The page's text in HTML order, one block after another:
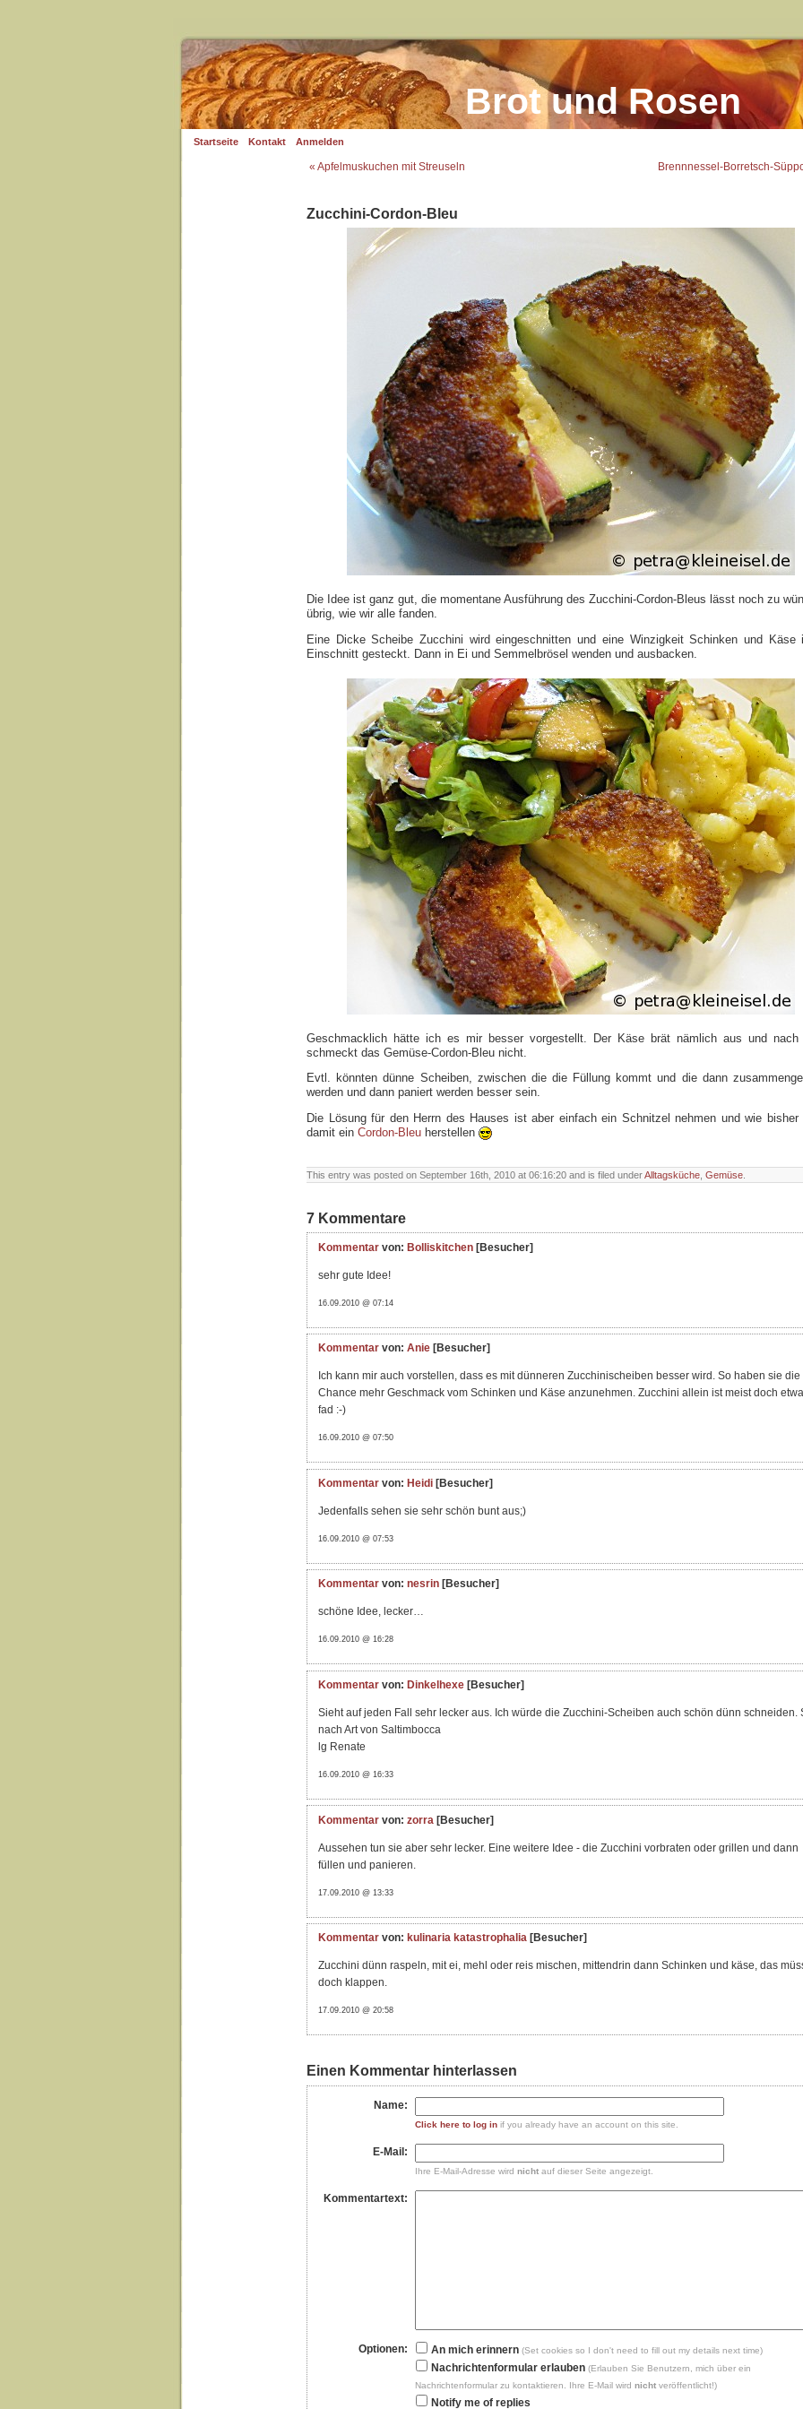
Brot und Rosen
Startseite Kontakt Anmelden
« Apfelmuskuchen mit Streuseln Brennnessel-Borretsch-
Zucchini-Cordon-Bleu
Die Idee ist ganz gut, die momentane Ausführung des Zucchini-Cordon-Bleus lässt noch zu
übrig, wie wir alle fanden.
Eine Dicke Scheibe Zucchini wird eingeschnitten und eine Winzigkeit Schinken und Käse
Einschnitt gesteckt. Dann in Ei und Semmelbrösel wenden und ausbacken.
Geschmacklich hätte ich es mir besser vorgestellt. Der Käse brät nämlich aus und nach
schmeckt das Gemüse-Cordon-Bleu nicht.
Evtl. könnten dünne Scheiben, zwischen die die Füllung kommt und die dann
werden und dann paniert werden besser sein.
Die Lösung für den Herrn des Hauses ist aber einfach ein Schnitzel nehmen und wie bisher
damit ein Cordon-Bleu herstellen
This entry was posted on September 16th, 2010 at 06:16:20 and is filed underAlltagsküche Gemüse
7 Kommentare
Kommentar von: Bolliskitchen [Besucher]
sehr gute Idee!
16.09.2010 @ 07:14
Kommentar von: Anie [Besucher]
Ich kann mir auch vorstellen, dass es mit dünneren Zucchinischeiben besser wird. So haben sie die
Chance mehr Geschmack vom Schinken und Käse anzunehmen. Zucchini allein ist meist doch
fad :-)
16.09.2010 @ 07:50
Kommentar von: Heidi [Besucher]
Jedenfalls sehen sie sehr schön bunt aus;)
16.09.2010 @ 07:53
Kommentar von: nesrin [Besucher]
schöne Idee, lecker…
16.09.2010 @ 16:28
Kommentar von: Dinkelhexe [Besucher]
Sieht auf jeden Fall sehr lecker aus. Ich würde die Zucchini-Scheiben auch schön dünn schneiden.
nach Art von Saltimbocca
lg Renate
16.09.2010 @ 16:33
Kommentar von: zorra [Besucher]
Aussehen tun sie aber sehr lecker. Eine weitere Idee - die Zucchini vorbraten oder grillen und dann
füllen und panieren.
17.09.2010 @ 13:33
Kommentar von: kulinaria katastrophalia [Besucher]
Zucchini dünn raspeln, mit ei, mehl oder reis mischen, mittendrin dann Schinken und käse, das
doch klappen.
17.09.2010 @ 20:58
Einen Kommentar hinterlassen
Name:
Click here to log in if you already have an account on this site.
E-Mail:
Ihre E-Mail-Adresse wird nicht auf dieser Seite angezeigt.
Kommentartext:
Optionen: An mich erinnern (Set cookies so I don't need to fill out my details next time)
Nachrichtenformular erlauben (Erlauben Sie Benutzern, mich über ein
Nachrichtenformular zu kontaktieren. Ihre E-Mail wird nicht veröffentlicht!)
Notify me of replies